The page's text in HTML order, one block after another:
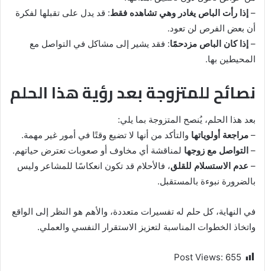
– إذا رأت الباص يغادر وهي تشاهده فقط: قد يدل على تقبلها لفكرة
أن بعض الفرص لن تعود.
– إذا كان الباص مزدحمًا: فقد يشير إلى مشاكل في التواصل مع
المحيطين بها.
نصائح للمتزوجة بعد رؤية هذا الحلم
بعد هذا الحلم، يُنصح المتزوجة بما يلي:
– مراجعة أولوياتها والتأكد من أنها لا تضيع وقتًا في أمور غير مهمة.
– التواصل مع زوجها لمناقشة أي مخاوف أو صعوبات تعترض حياتهم.
– عدم الاستسلام للقلق، فالأحلام قد تكون انعكاسًا للمشاعر وليس
بالضرورة نبوءة بالمستقبل.
في النهاية، كل حلم له تفسيرات متعددة، والأهم هو النظر إلى الواقع
واتخاذ الخطوات المناسبة لتعزيز الاستقرار النفسي والعملي.
Post Views: 655